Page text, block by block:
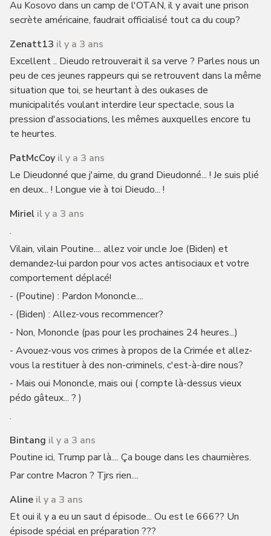
Au Kosovo dans un camp de l'OTAN, il y avait une prison
secrète américaine, faudrait officialisé tout ca du coup?
Zenatt13 il y a 3 ans
Excellent .. Dieudo retrouverait il sa verve ? Parles nous un
peu de ces jeunes rappeurs qui se retrouvent dans la même
situation que toi, se heurtant à des oukases de
municipalités voulant interdire leur spectacle, sous la
pression d'associations, les mêmes auxquelles encore tu
te heurtes.
PatMcCoy il y a 3 ans
Le Dieudonné que j'aime, du grand Dieudonné... ! Je suis plié
en deux... ! Longue vie à toi Dieudo... !
Miriel il y a 3 ans
.
Vilain, vilain Poutine.... allez voir uncle Joe (Biden) et
demandez-lui pardon pour vos actes antisociaux et votre
comportement déplacé!
- (Poutine) : Pardon Mononcle....
- (Biden) : Allez-vous recommencer?
- Non, Mononcle (pas pour les prochaines 24 heures...)
- Avouez-vous vos crimes à propos de la Crimée et allez-
vous la restituer à des non-criminels, c'est-à-dire nous?
- Mais oui Mononcle, mais oui ( compte là-dessus vieux
pédo gâteux... ? )
.
Bintang il y a 3 ans
Poutine ici, Trump par là.... Ça bouge dans les chaumières.
Par contre Macron ? Tjrs rien....
Aline il y a 3 ans
Et oui il y a eu un saut d épisode... Ou est le 666?? Un
épisode spécial en préparation ???